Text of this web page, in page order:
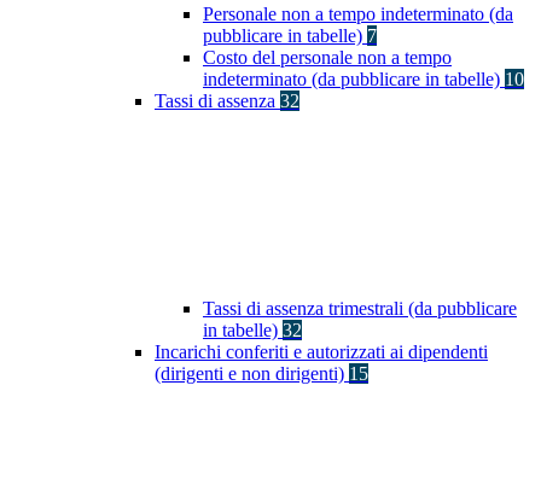
Personale non a tempo indeterminato (da
pubblicare in tabelle) 7
Costo del personale non a tempo
indeterminato (da pubblicare in tabelle) 10
Tassi di assenza 32
Tassi di assenza trimestrali (da pubblicare
in tabelle) 32
Incarichi conferiti e autorizzati ai dipendenti
(dirigenti e non dirigenti) 15